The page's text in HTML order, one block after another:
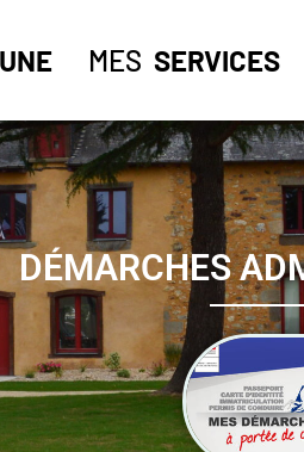
MES SERVICES
DÉMARCHES